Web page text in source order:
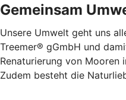
Gemeinsam
Unsere Umwelt geht uns
Treemer® gGmbH und
Renaturierung von Mooren
Zudem besteht die